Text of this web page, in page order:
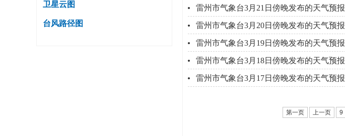
雷州市气象台3月21日傍晚发布的天气预报
雷州市气象台3月20日傍晚发布的天气预报
雷州市气象台3月19日傍晚发布的天气预报
雷州市气象台3月18日傍晚发布的天气预报
雷州市气象台3月17日傍晚发布的天气预报
第一页 上一页 9
卫星云图
台风路径图